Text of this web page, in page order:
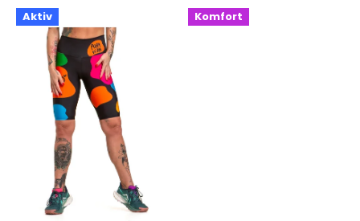
hvězdiček.
Aktiv Komfort